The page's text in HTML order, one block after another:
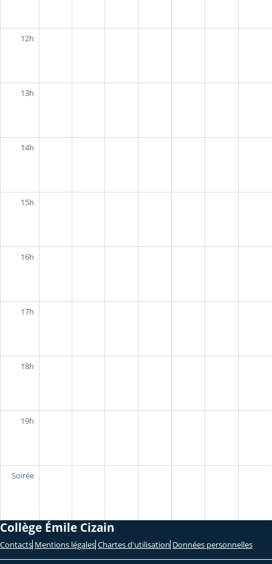
12h
13h
14h
15h
16h
17h
18h
19h
Soirée
Collège Émile Cizain
Contacts Mentions légales Chartes d'utilisation Données personnelles